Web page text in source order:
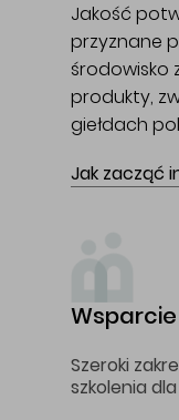
Jakość
przyznane
środowisko
produkty,
giełdach
Jak zacząć
Wsparcie
Szeroki
szkolenia